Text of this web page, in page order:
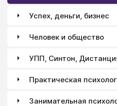
Успех, деньги, бизнес
Человек и общество
УПП, Синтон,
Практическая
Занимательная